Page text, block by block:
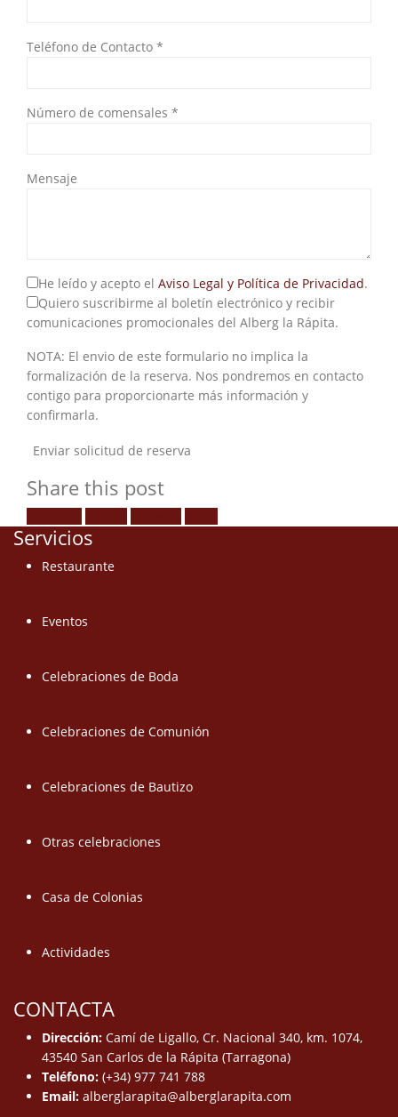
Teléfono de Contacto *
Número de comensales *
Mensaje
He leído y acepto el Aviso Legal y Política de Privacidad.
Quiero suscribirme al boletín electrónico y recibir
comunicaciones promocionales del Alberg la Rápita.
NOTA: El envio de este formulario no implica la
formalización de la reserva. Nos pondremos en contacto
contigo para proporcionarte más información y
confirmarla.
Share this post
Servicios
Restaurante
Eventos
Celebraciones de Boda
Celebraciones de Comunión
Celebraciones de Bautizo
Otras celebraciones
Casa de Colonias
Actividades
CONTACTA
Dirección: Camí de Ligallo, Cr. Nacional 340, km. 1074,
43540 San Carlos de la Rápita (Tarragona)
Teléfono: (+34) 977 741 788
Email: alberglarapita@alberglarapita.com